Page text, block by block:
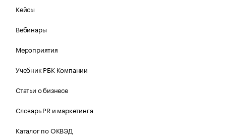
Кейсы
Вебинары
Мероприятия
Учебник РБК Компании
Статьи о бизнесе
Словарь PR и маркетинга
Каталог по ОКВЭД